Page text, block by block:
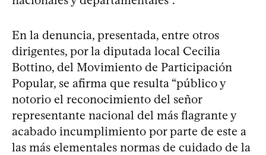
En la denuncia, presentada, entre otros
dirigentes, por la diputada local Cecilia
Bottino, del Movimiento de Participación
Popular, se afirma que resulta “público y
notorio el reconocimiento del señor
representante nacional del más flagrante y
acabado incumplimiento por parte de este a
las más elementales normas de cuidado de la